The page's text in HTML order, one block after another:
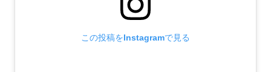
この投稿をInstagramで見る